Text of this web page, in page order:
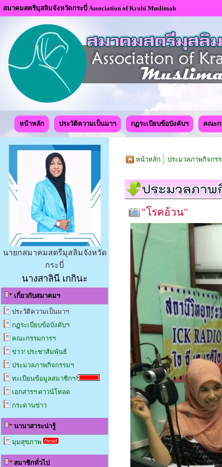
สมาคมสตรีมุสลิมจังหวัดกระบี่ Association of Krabi Muslimah
หน้าหลัก ประวัติความเป็นมาฯ กฏระเบียบข้อบังคับฯ คณะก
นายกสมาคมสตรีมุสลิมจังหวัด
กระบี่
นางสาลินี เกกินะ
เกี่ยวกับสมาคมฯ
ประวัติความเป็นมาฯ
กฏระเบียบข้อบังคับฯ
คณะกรรมการฯ
ข่าว! ประชาสัมพันธ์
ประมวลภาพกิจกรรมฯ
ทะเบียนข้อมูลสมาชิกฯ
เอกสารฯ ดาวน์โหลด
กระดานข่าว
นานาสาระน่ารู้
มุมสุขภาพ
สมาชิกทั่วไป
หน้าหลัก ประมวลภาพกิจกร
"โรคอ้วน"